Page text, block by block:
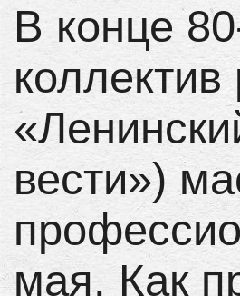
В конце
вести»)
мая. Как